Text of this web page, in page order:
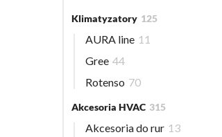
Klimatyzatory 125
AURA line 11
Gree 44
Rotenso 70
Akcesoria HVAC 315
Akcesoria do rur 13